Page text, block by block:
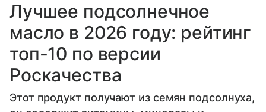
Лучшее подсолнечное
масло в 2026 году: рейтинг
топ-10 по версии
Роскачества
Этот продукт получают из семян подсолнуха,